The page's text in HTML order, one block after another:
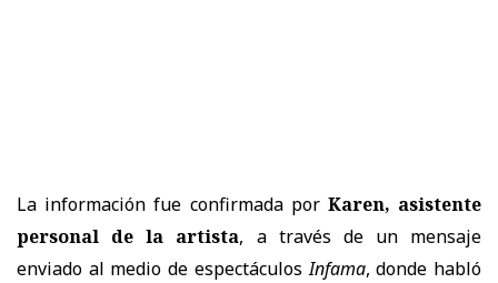
La información fue confirmada por Karen, asistente
personal de la artista, a través de un mensaje
enviado al medio de espectáculosInfama, donde habló